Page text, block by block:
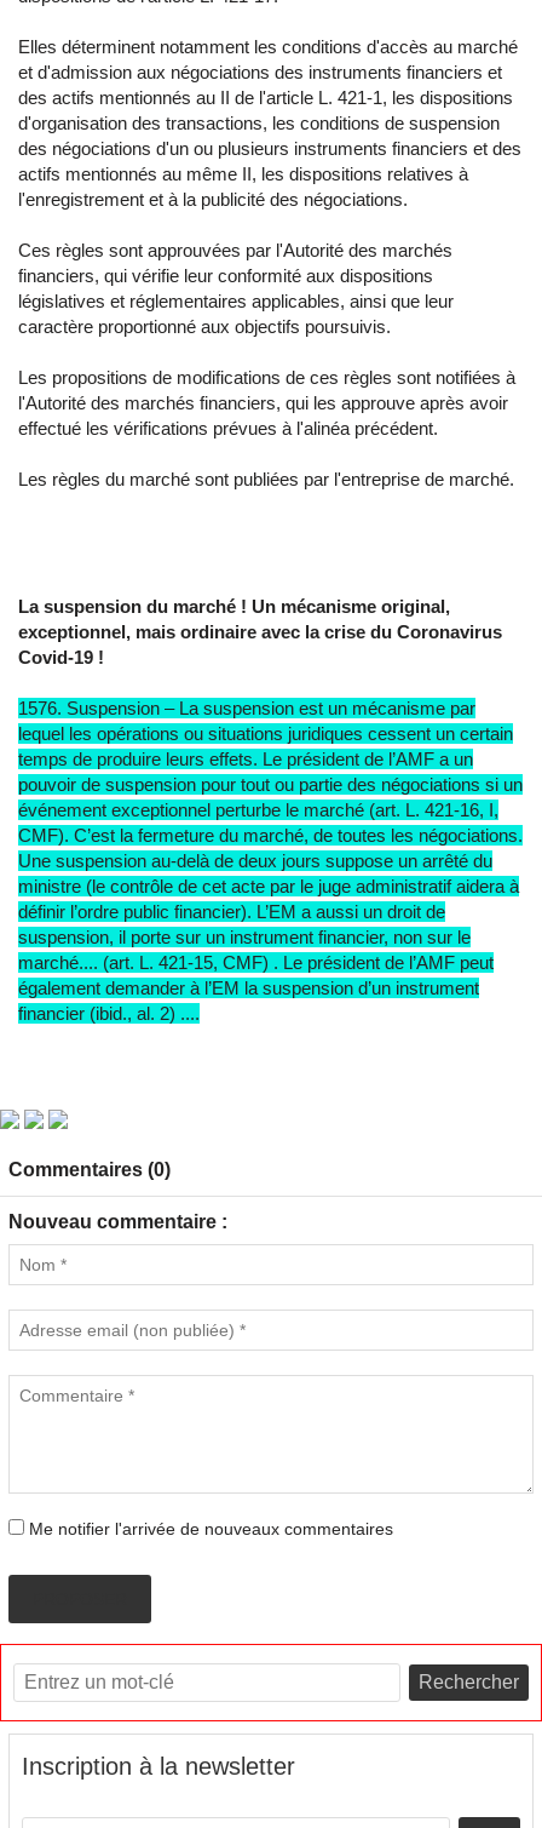
Elles déterminent notamment les conditions d'accès au marché
et d'admission aux négociations des instruments financiers et
des actifs mentionnés au II de l'article L. 421-1, les dispositions
d'organisation des transactions, les conditions de suspension
des négociations d'un ou plusieurs instruments financiers et des
actifs mentionnés au même II, les dispositions relatives à
l'enregistrement et à la publicité des négociations.
Ces règles sont approuvées par l'Autorité des marchés
financiers, qui vérifie leur conformité aux dispositions
législatives et réglementaires applicables, ainsi que leur
caractère proportionné aux objectifs poursuivis.
Les propositions de modifications de ces règles sont notifiées à
l'Autorité des marchés financiers, qui les approuve après avoir
effectué les vérifications prévues à l'alinéa précédent.
Les règles du marché sont publiées par l'entreprise de marché.
La suspension du marché ! Un mécanisme original,
exceptionnel, mais ordinaire avec la crise du Coronavirus
Covid-19 !
1576. Suspension – La suspension est un mécanisme par
lequel les opérations ou situations juridiques cessent un certain
temps de produire leurs effets. Le président de l’AMF a un
pouvoir de suspension pour tout ou partie des négociations si un
événement exceptionnel perturbe le marché (art. L. 421-16, I,
CMF). C’est la fermeture du marché, de toutes les négociations.
Une suspension au-delà de deux jours suppose un arrêté du
ministre (le contrôle de cet acte par le juge administratif aidera à
définir l’ordre public financier). L’EM a aussi un droit de
suspension, il porte sur un instrument financier, non sur le
marché.... (art. L. 421-15, CMF) . Le président de l’AMF peut
également demander à l’EM la suspension d’un instrument
financier (ibid., al. 2) ....
Commentaires (0)
Nouveau commentaire :
Me notifier l'arrivée de nouveaux commentaires
Rechercher
Inscription à la newsletter